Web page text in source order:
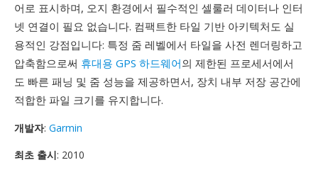
어로 표시하며, 오지 환경에서 필수적인 셀룰러 데이터나 인터
넷 연결이 필요 없습니다. 컴팩트한 타일 기반 아키텍처도 실
용적인 강점입니다: 특정 줌 레벨에서 타일을 사전 렌더링하고
압축함으로써 휴대용 GPS 하드웨어의 제한된 프로세서에서
도 빠른 패닝 및 줌 성능을 제공하면서, 장치 내부 저장 공간에
적합한 파일 크기를 유지합니다.
개발자: Garmin
최초 출시: 2010